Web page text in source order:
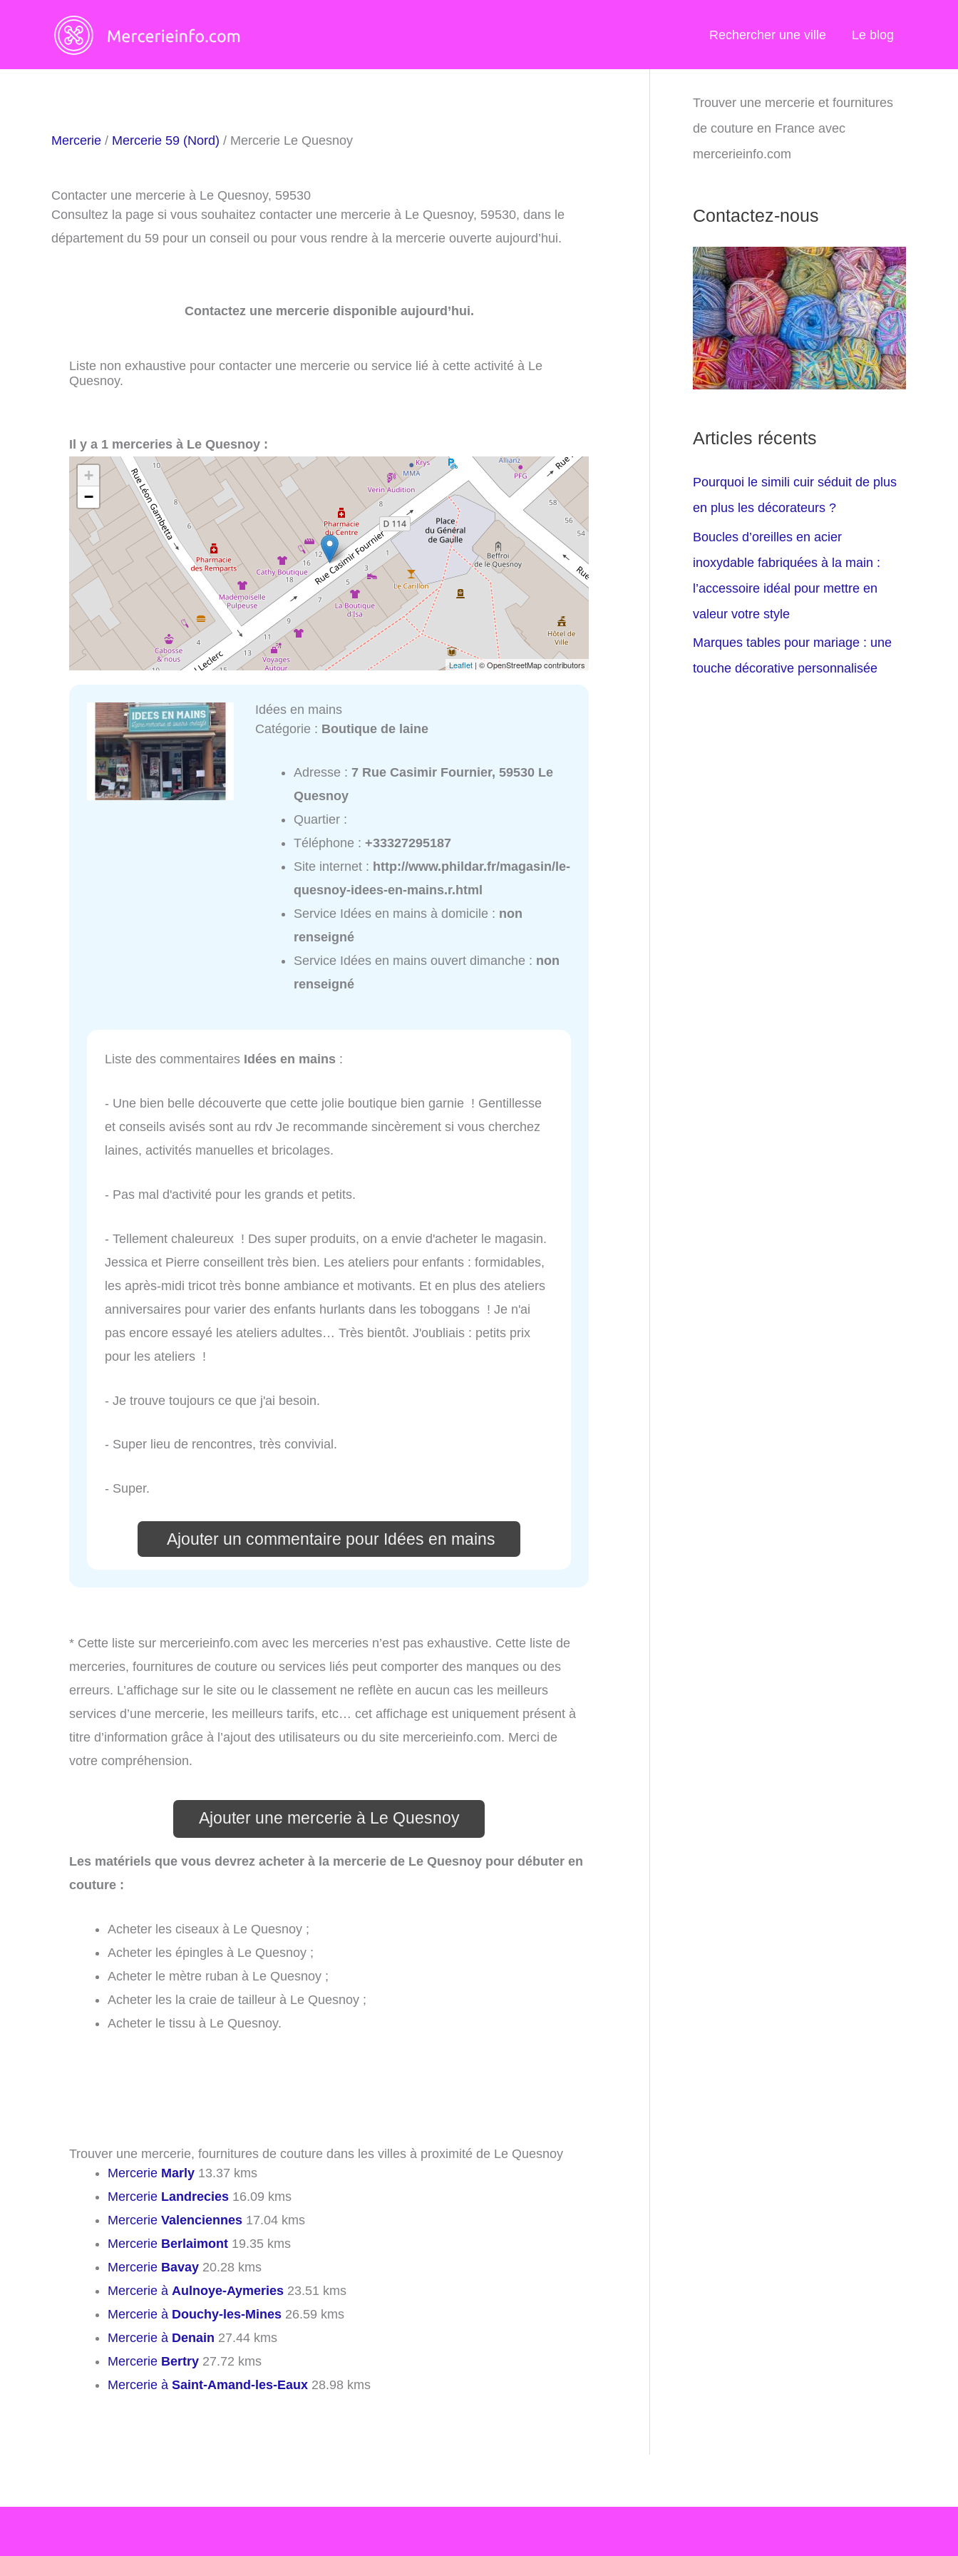
Rechercher une ville Le blog
Mercerie / Mercerie 59 (Nord) / Mercerie Le Quesnoy
Contacter une mercerie à Le Quesnoy, 59530
Consultez la page si vous souhaitez contacter une mercerie à Le Quesnoy, 59530, dans le
département du 59 pour un conseil ou pour vous rendre à la mercerie ouverte aujourd’hui.
Contactez une mercerie disponible aujourd’hui.
Liste non exhaustive pour contacter une mercerie ou service lié à cette activité à Le
Quesnoy.
Il y a 1 merceries à Le Quesnoy :
+
−
Leaflet | © OpenStreetMap contributors
Idées en mains
Catégorie : Boutique de laine
Adresse :7 Rue Casimir Fournier, 59530 Le
Quesnoy
Quartier :
Téléphone :+33327295187
Site internet : http://www.phildar.fr/magasin/le-
quesnoy-idees-en-mains.r.html
Service Idées en mains à domicile : non
renseigné
Service Idées en mains ouvert dimanche : non
renseigné
Liste des commentaires Idées en mains :
- Une bien belle découverte que cette jolie boutique bien garnie ! Gentillesse
et conseils avisés sont au rdv Je recommande sincèrement si vous cherchez
laines, activités manuelles et bricolages.
- Pas mal d'activité pour les grands et petits.
- Tellement chaleureux ! Des super produits, on a envie d'acheter le magasin.
Jessica et Pierre conseillent très bien. Les ateliers pour enfants : formidables,
les après-midi tricot très bonne ambiance et motivants. Et en plus des ateliers
anniversaires pour varier des enfants hurlants dans les toboggans ! Je n'ai
pas encore essayé les ateliers adultes… Très bientôt. J'oubliais : petits prix
pour les ateliers !
- Je trouve toujours ce que j'ai besoin.
- Super lieu de rencontres, très convivial.
- Super.
Ajouter un commentaire pour Idées en mains
* Cette liste sur mercerieinfo.com avec les merceries n’est pas exhaustive. Cette liste de
merceries, fournitures de couture ou services liés peut comporter des manques ou des
erreurs. L’affichage sur le site ou le classement ne reflète en aucun cas les meilleurs
services d’une mercerie, les meilleurs tarifs, etc… cet affichage est uniquement présent à
titre d’information grâce à l’ajout des utilisateurs ou du site mercerieinfo.com. Merci de
votre compréhension.
Ajouter une mercerie à Le Quesnoy
Les matériels que vous devrez acheter à la mercerie de Le Quesnoy pour débuter en
couture :
Acheter les ciseaux à Le Quesnoy ;
Acheter les épingles à Le Quesnoy ;
Acheter le mètre ruban à Le Quesnoy ;
Acheter les la craie de tailleur à Le Quesnoy ;
Acheter le tissu à Le Quesnoy.
Trouver une mercerie, fournitures de couture dans les villes à proximité de Le Quesnoy
Mercerie Marly 13.37 kms
Mercerie Landrecies 16.09 kms
Mercerie Valenciennes 17.04 kms
Mercerie Berlaimont 19.35 kms
Mercerie Bavay 20.28 kms
Mercerie à Aulnoye-Aymeries 23.51 kms
Mercerie à Douchy-les-Mines 26.59 kms
Mercerie à Denain 27.44 kms
Mercerie Bertry 27.72 kms
Mercerie à Saint-Amand-les-Eaux 28.98 kms
Trouver une mercerie et fournitures
de couture en France avec
mercerieinfo.com
Contactez-nous
Articles récents
Pourquoi le simili cuir séduit de plus
en plus les décorateurs ?
Boucles d’oreilles en acier
inoxydable fabriquées à la main :
l’accessoire idéal pour mettre en
valeur votre style
Marques tables pour mariage : une
touche décorative personnalisée